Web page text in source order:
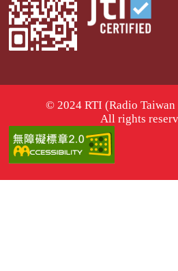
© 2024 RTI (Radio
All rights